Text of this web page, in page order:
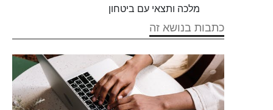
מלכה ותצאי עם ביטחון
כתבות בנושא זה